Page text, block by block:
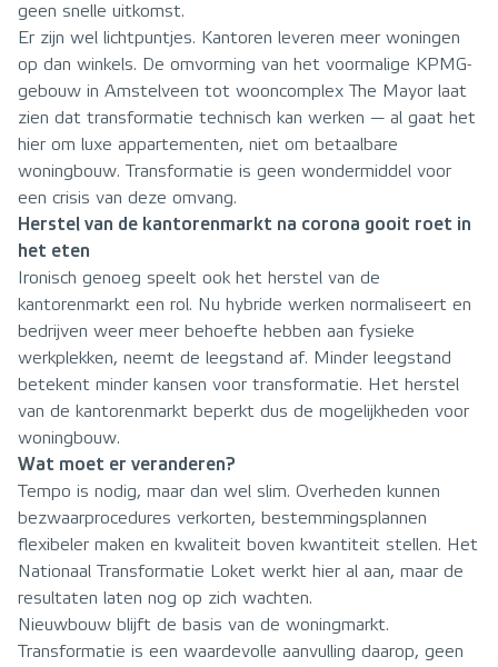
geen snelle uitkomst.
Er zijn wel lichtpuntjes. Kantoren leveren meer woningen
op dan winkels. De omvorming van het voormalige KPMG-
gebouw in Amstelveen tot wooncomplex The Mayor laat
zien dat transformatie technisch kan werken — al gaat het
hier om luxe appartementen, niet om betaalbare
woningbouw. Transformatie is geen wondermiddel voor
een crisis van deze omvang.
Herstel van de kantorenmarkt na corona gooit roet in
het eten
Ironisch genoeg speelt ook het herstel van de
kantorenmarkt een rol. Nu hybride werken normaliseert en
bedrijven weer meer behoefte hebben aan fysieke
werkplekken, neemt de leegstand af. Minder leegstand
betekent minder kansen voor transformatie. Het herstel
van de kantorenmarkt beperkt dus de mogelijkheden voor
woningbouw.
Wat moet er veranderen?
Tempo is nodig, maar dan wel slim. Overheden kunnen
bezwaarprocedures verkorten, bestemmingsplannen
flexibeler maken en kwaliteit boven kwantiteit stellen. Het
Nationaal Transformatie Loket werkt hier al aan, maar de
resultaten laten nog op zich wachten.
Nieuwbouw blijft de basis van de woningmarkt.
Transformatie is een waardevolle aanvulling daarop, geen